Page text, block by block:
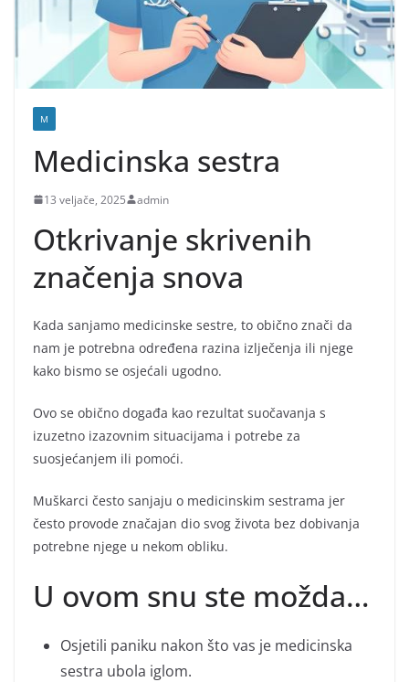
M
Medicinska sestra
13 veljače, 2025 admin
Otkrivanje skrivenih
značenja snova
Kada sanjamo medicinske sestre, to obično znači da
nam je potrebna određena razina izlječenja ili njege
kako bismo se osjećali ugodno.
Ovo se obično događa kao rezultat suočavanja s
izuzetno izazovnim situacijama i potrebe za
suosjećanjem ili pomoći.
Muškarci često sanjaju o medicinskim sestrama jer
često provode značajan dio svog života bez dobivanja
potrebne njege u nekom obliku.
U ovom snu ste možda…
Osjetili paniku nakon što vas je medicinska
sestra ubola iglom.